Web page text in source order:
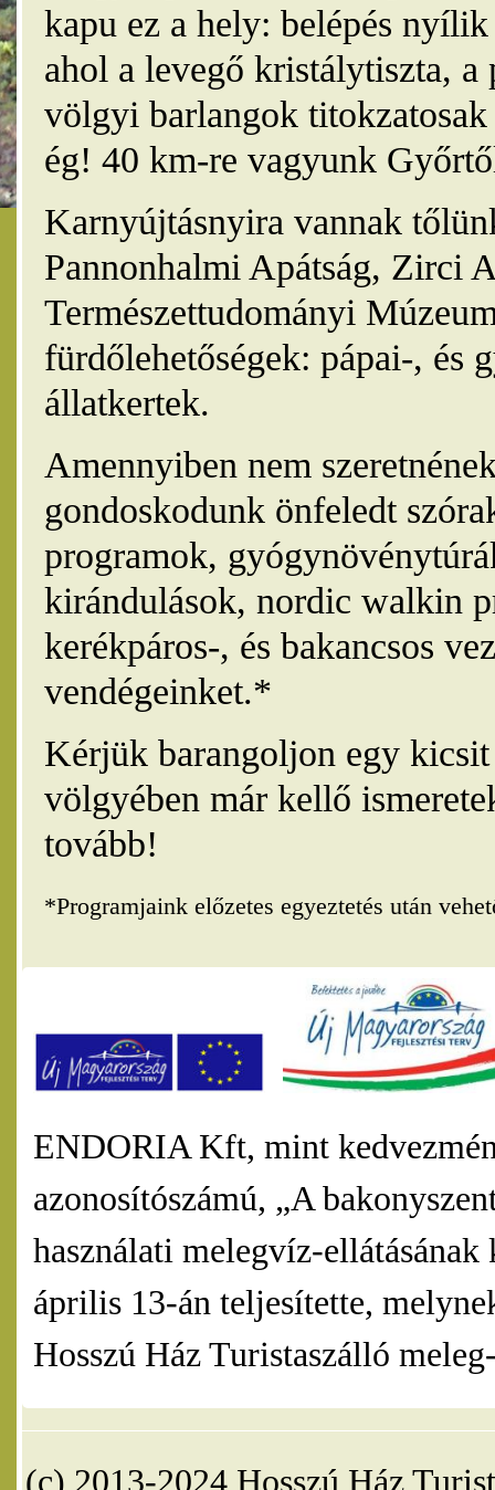
kapu ez a hely: belépés
ahol a levegő kristálytiszta, a
völgyi barlangok
ég! 40 km-re vagyunk
Karnyújtásnyira vannak
Pannonhalmi Apátság, Zirci
Természettudományi
fürdőlehetőségek: pápai-, és
állatkertek.
Amennyiben nem
gondoskodunk önfeledt
programok,
kirándulások, nordic walkin
kerékpáros-, és bakancsos
vendégeinket.*
Kérjük barangoljon egy
völgyében már kellő
tovább!
*Programjaink előzetes egyeztetés után
ENDORIA Kft, mint
azonosítószámú, „A
használati melegvíz-
április 13-án teljesítette,
Hosszú Ház Turistaszálló
(c) 2013-2024 Hosszú Ház